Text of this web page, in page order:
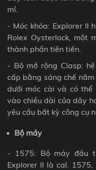
mỉ.
- Móc khóa: Explorer II
Rolex Oysterlock, một
thành phần tiên tiến.
- Bộ mở rộng Clasp:
cấp bằng sáng chế
dưới móc cài và có thể
vào chiều dài của dây
yêu cầu bất kỳ công cụ
Bộ máy
- 1575: Bộ máy đầu
Explorer II là cal.